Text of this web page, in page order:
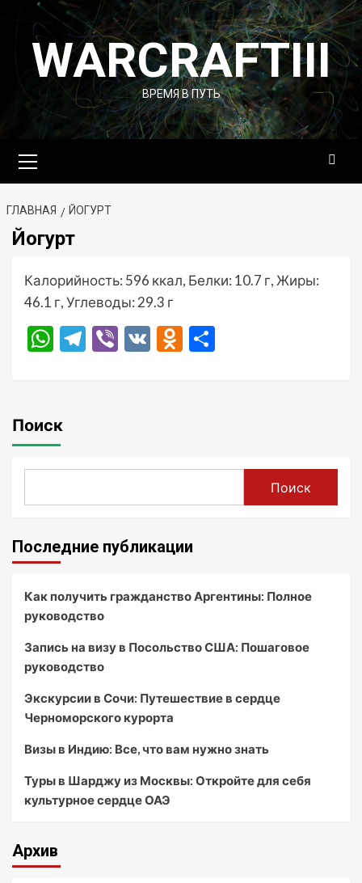
Перейти
содержимому
WARCRAFTIII
ВРЕМЯ В ПУТЬ
меню
ГЛАВНАЯ ЙОГУРТ
Йогурт
Калорийность: 596 ккал, Белки: 10.7 г, Жиры:
46.1 г, Углеводы: 29.3 г
WhatsApp
Telegram
Viber
VK Odnoklassniki
Поиск
Поиск
Последние публикации
Как получить гражданство Аргентины: Полное
руководство
Запись на визу в Посольство США: Пошаговое
руководство
Экскурсии в Сочи: Путешествие в сердце
Черноморского курорта
Визы в Индию: Все, что вам нужно знать
Туры в Шарджу из Москвы: Откройте для себя
культурное сердце ОАЭ
Архив